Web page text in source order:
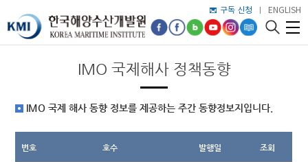
구독 신청 ENGLISH
IMO 국제해사 정책동향
IMO 국제 해사 동향 정보를 제공하는 주간 동향정보지입니다.
번호 호수 발행일 조회